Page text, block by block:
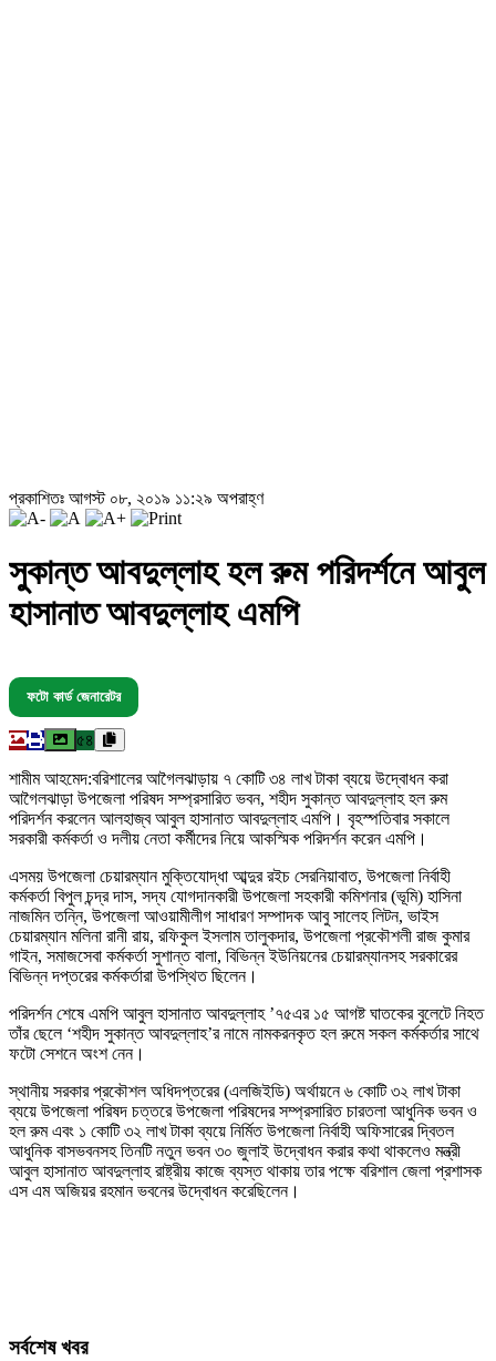
প্রকাশিতঃ আগস্ট ০৮, ২০১৯ ১১:২৯ অপরাহ্ণ
সুকান্ত আবদুল্লাহ হল রুম পরিদর্শনে আবুল
হাসানাত আবদুল্লাহ এমপি
ফটো কার্ড জেনারেটর
৫৪
শামীম আহমেদ:বরিশালের আগৈলঝাড়ায় ৭ কোটি ৩৪ লাখ টাকা ব্যয়ে উদ্বোধন করা
আগৈলঝাড়া উপজেলা পরিষদ সম্প্রসারিত ভবন, শহীদ সুকান্ত আবদুল্লাহ হল রুম
পরিদর্শন করলেন আলহাজ্ব আবুল হাসানাত আবদুল্লাহ এমপি। বৃহস্পতিবার সকালে
সরকারী কর্মকর্তা ও দলীয় নেতা কর্মীদের নিয়ে আকস্মিক পরিদর্শন করেন এমপি।
এসময় উপজেলা চেয়ারম্যান মুক্তিযোদ্ধা আব্দুর রইচ সেরনিয়াবাত, উপজেলা নির্বাহী
কর্মকর্তা বিপুল চন্দ্র দাস, সদ্য যোগদানকারী উপজেলা সহকারী কমিশনার (ভূমি) হাসিনা
নাজমিন তন্নি, উপজেলা আওয়ামীলীগ সাধারণ সম্পাদক আবু সালেহ লিটন, ভাইস
চেয়ারম্যান মলিনা রানী রায়, রফিকুল ইসলাম তালুকদার, উপজেলা প্রকৌশলী রাজ কুমার
গাইন, সমাজসেবা কর্মকর্তা সুশান্ত বালা, বিভিন্ন ইউনিয়নের চেয়ারম্যানসহ সরকারের
বিভিন্ন দপ্তরের কর্মকর্তারা উপস্থিত ছিলেন।
পরিদর্শন শেষে এমপি আবুল হাসানাত আবদুল্লাহ ’৭৫এর ১৫ আগষ্ট ঘাতকের বুলেটে নিহত
তাঁর ছেলে ‘শহীদ সুকান্ত আবদুল্লাহ’র নামে নামকরনকৃত হল রুমে সকল কর্মকর্তার সাথে
ফটো সেশনে অংশ নেন।
স্থানীয় সরকার প্রকৌশল অধিদপ্তরের (এলজিইডি) অর্থায়নে ৬ কোটি ৩২ লাখ টাকা
ব্যয়ে উপজেলা পরিষদ চত্তরে উপজেলা পরিষদের সম্প্রসারিত চারতলা আধুনিক ভবন ও
হল রুম এবং ১ কোটি ৩২ লাখ টাকা ব্যয়ে নির্মিত উপজেলা নির্বাহী অফিসারের দ্বিতল
আধুনিক বাসভবনসহ তিনটি নতুন ভবন ৩০ জুলাই উদ্বোধন করার কথা থাকলেও মন্ত্রী
আবুল হাসানাত আবদুল্লাহ রাষ্ট্রীয় কাজে ব্যস্ত থাকায় তার পক্ষে বরিশাল জেলা প্রশাসক
এস এম অজিয়র রহমান ভবনের উদ্বোধন করেছিলেন।
সর্বশেষ খবর